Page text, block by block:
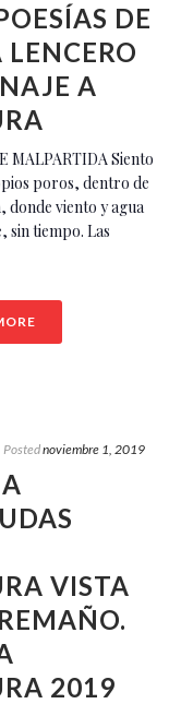
DE
A
MALPARTIDA Siento
poros, dentro de
viento y agua
sin tiempo. Las
Postednoviembre 1, 2019
VISTA
2019